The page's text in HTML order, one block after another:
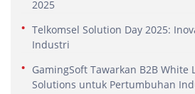
2025
Telkomsel Solution Day 2025:
Industri
GamingSoft Tawarkan B2B White
Solutions untuk Pertumbuhan